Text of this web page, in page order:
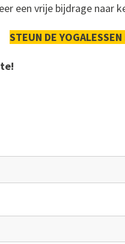
een vrije bijdrage naar
STEUN DE